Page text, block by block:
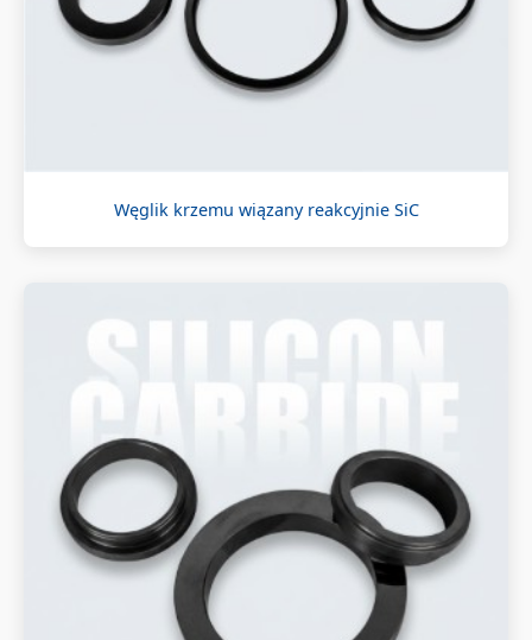
Węglik krzemu wiązany reakcyjnie SiC